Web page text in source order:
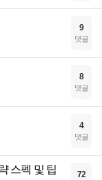
9
댓글
8
댓글
4
댓글
스펙 및 팁
72